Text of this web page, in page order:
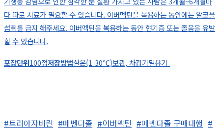
다 따로 치료가 필요할 수 있습니다. 이버멕틴을 복용하는 동안에는 알코올
섭취를 금지 해주세요. 이버멕틴을 복용하는 동안 현기증 또는 졸음을 유발
할 수 있습니다.
포장단위100정저장방법실온(1-30℃)보관, 차광기밀용기
#트리아자비린 #메벤다졸 #이버멕틴 #메벤다졸 구매대행 #